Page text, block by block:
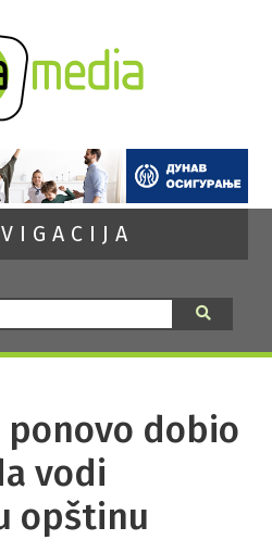
dobio
vodi
opštinu